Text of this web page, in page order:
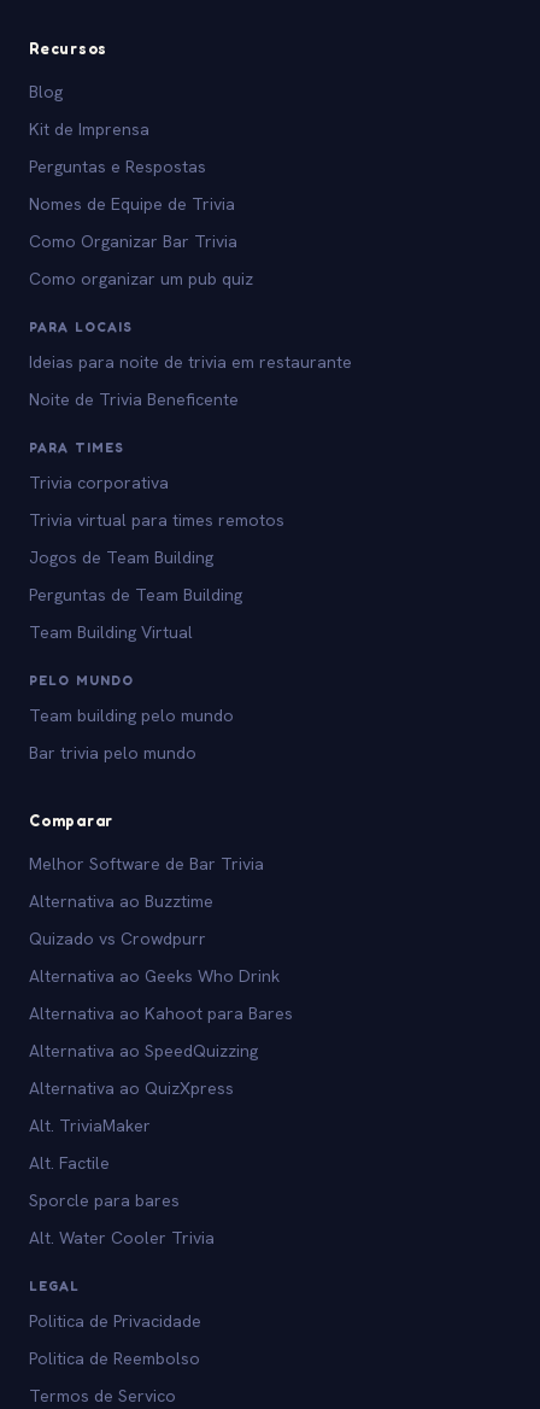
Recursos
Blog
Kit de Imprensa
Perguntas e Respostas
Nomes de Equipe de Trivia
Como Organizar Bar Trivia
Como organizar um pub quiz
PARA LOCAIS
Ideias para noite de trivia em restaurante
Noite de Trivia Beneficente
PARA TIMES
Trivia corporativa
Trivia virtual para times remotos
Jogos de Team Building
Perguntas de Team Building
Team Building Virtual
PELO MUNDO
Team building pelo mundo
Bar trivia pelo mundo
Comparar
Melhor Software de Bar Trivia
Alternativa ao Buzztime
Quizado vs Crowdpurr
Alternativa ao Geeks Who Drink
Alternativa ao Kahoot para Bares
Alternativa ao SpeedQuizzing
Alternativa ao QuizXpress
Alt. TriviaMaker
Alt. Factile
Sporcle para bares
Alt. Water Cooler Trivia
LEGAL
Politica de Privacidade
Politica de Reembolso
Termos de Servico